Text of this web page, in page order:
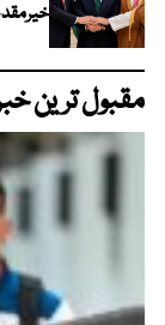
مقبول ترین